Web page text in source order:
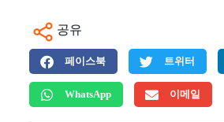
공유
페이스북 트위터
WhatsApp 이메일